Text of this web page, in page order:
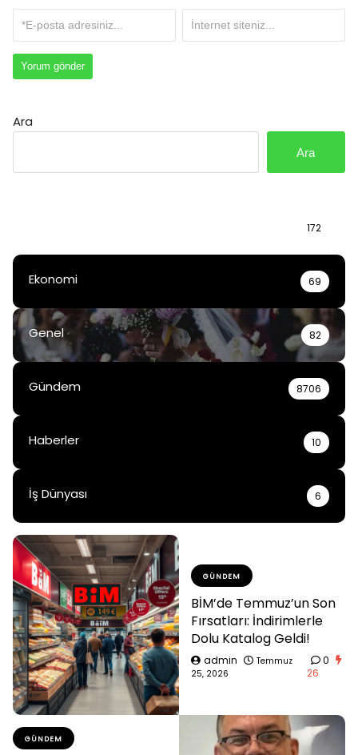
Ara
Ara
172
Ekonomi 69
Genel 82
Gündem 8706
Haberler 10
İş Dünyası 6
GÜNDEM
BİM’de Temmuz’un Son
Fırsatları: İndirimlerle
Dolu Katalog Geldi!
admin
Temmuz
25, 2026
0
26
GÜNDEM